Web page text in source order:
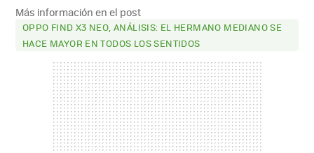
MAIL
Más información en el post
OPPO FIND X3 NEO, ANÁLISIS: EL HERMANO MEDIANO SE
HACE MAYOR EN TODOS LOS SENTIDOS